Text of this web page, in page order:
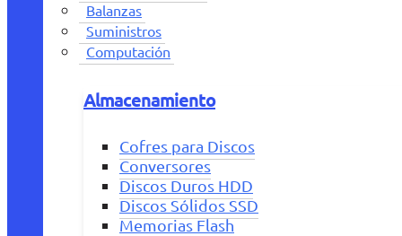
Balanzas
Suministros
Computación
Almacenamiento
Cofres para Discos
Conversores
Discos Duros HDD
Discos Sólidos SSD
Memorias Flash